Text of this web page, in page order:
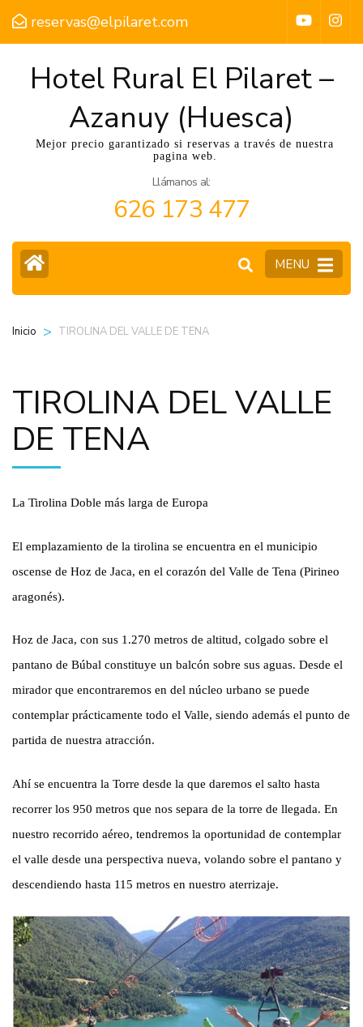
reservas@elpilaret.com
Hotel Rural El Pilaret –
Azanuy (Huesca)
Mejor precio garantizado si reservas a través de nuestra
pagina web.
Llámanos al:
626 173 477
MENU
Inicio > TIROLINA DEL VALLE DE TENA
TIROLINA DEL VALLE
DE TENA
La Tirolina Doble más larga de Europa
El emplazamiento de la tirolina se encuentra en el municipio
oscense de Hoz de Jaca, en el corazón del Valle de Tena (Pirineo
aragonés).
Hoz de Jaca, con sus 1.270 metros de altitud, colgado sobre el
pantano de Búbal constituye un balcón sobre sus aguas. Desde el
mirador que encontraremos en del núcleo urbano se puede
contemplar prácticamente todo el Valle, siendo además el punto de
partida de nuestra atracción.
Ahí se encuentra la Torre desde la que daremos el salto hasta
recorrer los 950 metros que nos separa de la torre de llegada. En
nuestro recorrido aéreo, tendremos la oportunidad de contemplar
el valle desde una perspectiva nueva, volando sobre el pantano y
descendiendo hasta 115 metros en nuestro aterrizaje.